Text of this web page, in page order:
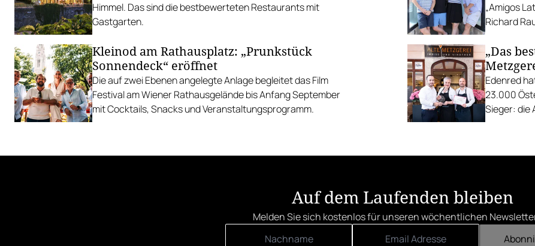
Himmel. Das sind die bestbewerteten Restaurants mit
Gastgarten.
„Amigos
Richard
Kleinod am Rathausplatz: „Prunkstück
Sonnendeck“ eröffnet
Die auf zwei Ebenen angelegte Anlage begleitet das Film
Festival am Wiener Rathausgelände bis Anfang September
mit Cocktails, Snacks und Veranstaltungsprogramm.
„Das
Edenred
23.000
Sieger: die
Auf dem Laufenden bleiben
Melden Sie sich kostenlos für unseren wöchentlichen